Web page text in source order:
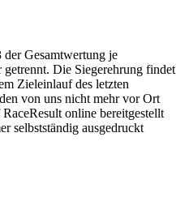
Gesamtwertung je
Die Siegerehrung findet
Zieleinlauf des letzten
von uns nicht mehr vor Ort
online bereitgestellt
selbstständig ausgedruckt